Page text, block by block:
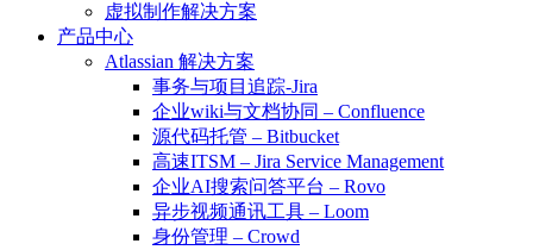
虚拟制作解决方案
产品中心
Atlassian 解决方案
事务与项目追踪-Jira
企业wiki与文档协同 – Confluence
源代码托管 – Bitbucket
高速ITSM – Jira Service Management
企业AI搜索问答平台 – Rovo
异步视频通讯工具 – Loom
身份管理 – Crowd